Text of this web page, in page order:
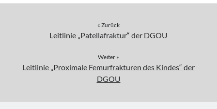
« Zurück
Leitlinie „Patellafraktur“ der DGOU
Weiter »
Leitlinie „Proximale Femurfrakturen des Kindes“ der
DGOU